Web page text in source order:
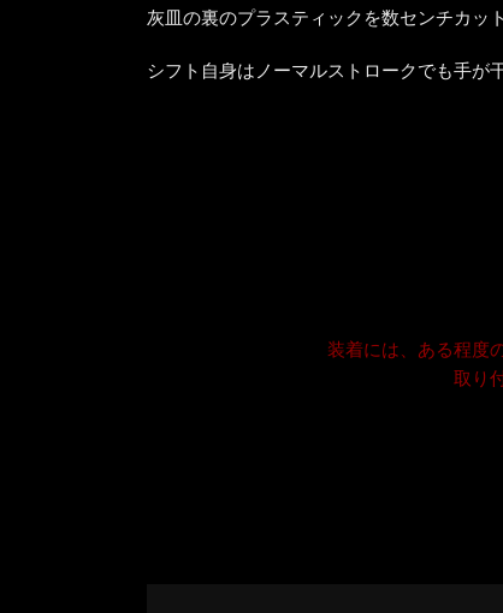
灰皿の裏のプラスティックを数センチカッ
シフト自身はノーマルストロークでも手が
装着には、ある程度
取り